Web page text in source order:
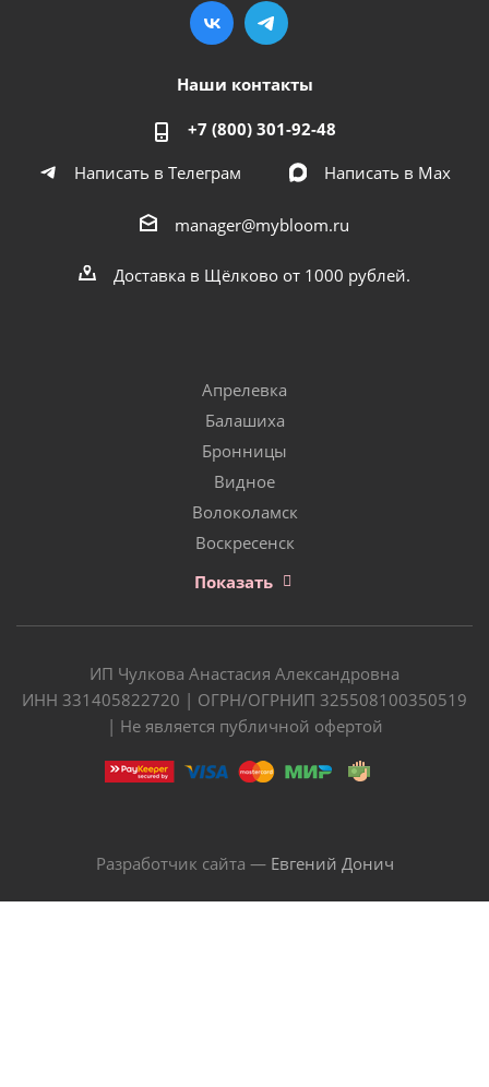
Наши контакты
+7 (800) 301-92-48
Написать в Телеграм
Написать в Мах
manager@mybloom.ru
Доставка в Щёлково от 1000 рублей.
Апрелевка
Балашиха
Бронницы
Видное
Волоколамск
Воскресенск
Показать
ИП Чулкова Анастасия Александровна
ИНН 331405822720 | ОГРН/ОГРНИП 325508100350519
| Не является публичной офертой
Разработчик сайта — Евгений Донич